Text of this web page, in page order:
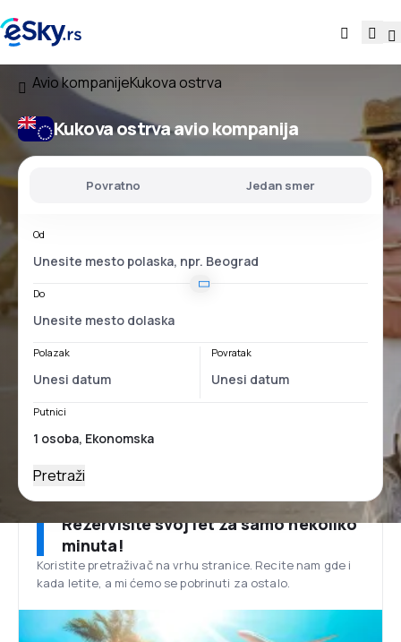
Avio kompanijeKukova ostrva
Kukova ostrva avio kompanija
Povratno Jedan smer
Od
Do
Polazak Povratak
Putnici
Pretraži
Rezervišite svoj let za samo nekoliko
minuta!
Koristite pretraživač na vrhu stranice. Recite nam gde i
kada letite, a mi ćemo se pobrinuti za ostalo.